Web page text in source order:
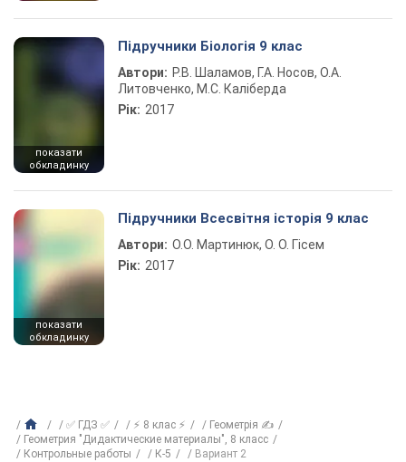
показати
обкладинку
Підручники Біологія 9 клас
Автори: Р.В. Шаламов, Г.А. Носов, О.А.
Литовченко, М.С. Каліберда
Рік: 2017
показати
обкладинку
Підручники Всесвітня історія 9 клас
Автори: О.О. Мартинюк, О. О. Гісем
Рік: 2017
✅ ГДЗ ✅ ⚡ 8 клас ⚡
Геометрія ✍
Геометрия "Дидактические материалы", 8 класс
Контрольные работы
К-5 Вариант 2